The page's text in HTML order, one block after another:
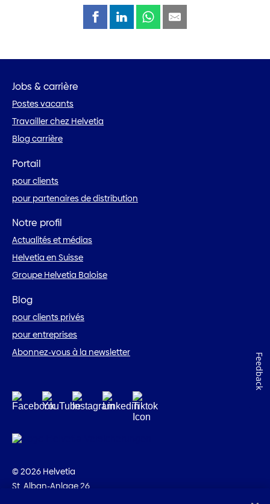
Jobs & carrière
Postes vacants
Travailler chez Helvetia
Blog carrière
Portail
pour clients
pour partenaires de distribution
Notre profil
Actualités et médias
Helvetia en Suisse
Groupe Helvetia Baloise
Blog
pour clients privés
pour entreprises
Abonnez-vous à la newsletter
© 2026 Helvetia
St. Alban-Anlage 26
Feedback